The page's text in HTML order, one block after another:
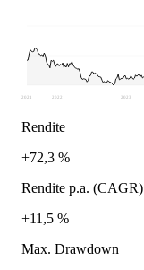
2021 2022 2023
Rendite
+72,3 %
Rendite p.a. (CAGR)
+11,5 %
Max. Drawdown